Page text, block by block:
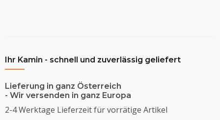
Ihr Kamin - schnell und zuverlässig geliefert
Lieferung in ganz Österreich
- Wir versenden in ganz Europa
2-4 Werktage Lieferzeit für vorrätige Artikel